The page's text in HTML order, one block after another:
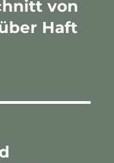
von
Haft